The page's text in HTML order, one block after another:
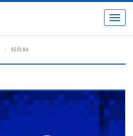
Toggle
OGÓLNA